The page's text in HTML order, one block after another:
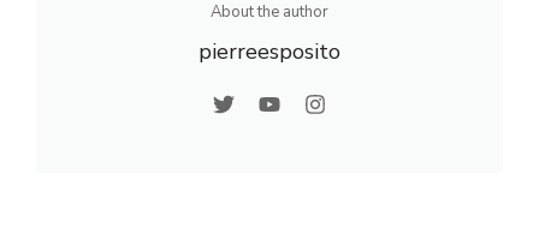
About the author
pierreesposito